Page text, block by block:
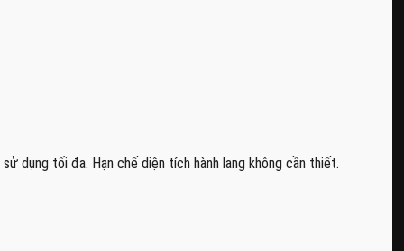
dụng tối đa. Hạn chế diện tích hành lang không cần thiết.